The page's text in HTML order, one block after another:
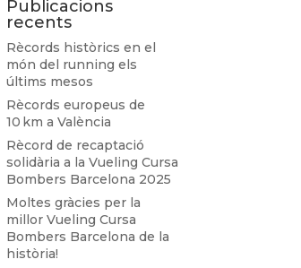
Publicacions
recents
Rècords històrics en el
món del running els
últims mesos
Rècords europeus de
10 km a València
Rècord de recaptació
solidària a la Vueling Cursa
Bombers Barcelona 2025
Moltes gràcies per la
millor Vueling Cursa
Bombers Barcelona de la
història!